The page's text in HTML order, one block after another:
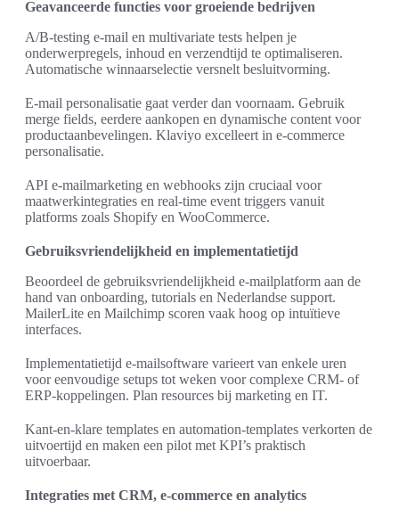
Geavanceerde functies voor groeiende bedrijven
A/B-testing e-mail en multivariate tests helpen je
onderwerpregels, inhoud en verzendtijd te optimaliseren.
Automatische winnaarselectie versnelt besluitvorming.
E-mail personalisatie gaat verder dan voornaam. Gebruik
merge fields, eerdere aankopen en dynamische content voor
productaanbevelingen. Klaviyo excelleert in e-commerce
personalisatie.
API e-mailmarketing en webhooks zijn cruciaal voor
maatwerkintegraties en real-time event triggers vanuit
platforms zoals Shopify en WooCommerce.
Gebruiksvriendelijkheid en implementatietijd
Beoordeel de gebruiksvriendelijkheid e-mailplatform aan de
hand van onboarding, tutorials en Nederlandse support.
MailerLite en Mailchimp scoren vaak hoog op intuïtieve
interfaces.
Implementatietijd e-mailsoftware varieert van enkele uren
voor eenvoudige setups tot weken voor complexe CRM- of
ERP-koppelingen. Plan resources bij marketing en IT.
Kant-en-klare templates en automation-templates verkorten de
uitvoertijd en maken een pilot met KPI’s praktisch
uitvoerbaar.
Integraties met CRM, e-commerce en analytics